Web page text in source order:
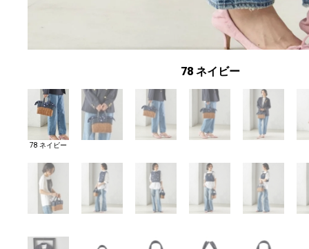
78 ネイビー
78 ネイビー